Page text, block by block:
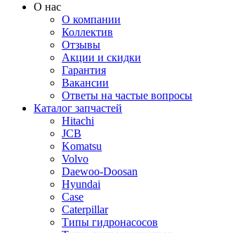
О нас
О компании
Коллектив
Отзывы
Акции и скидки
Гарантия
Вакансии
Ответы на частые вопросы
Каталог запчастей
Hitachi
JCB
Komatsu
Volvo
Daewoo-Doosan
Hyundai
Case
Caterpillar
Типы гидронасосов